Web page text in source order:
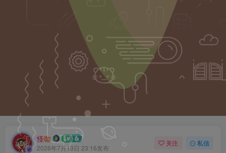
怪咖
2026年7月13日 23:16发布
关注 私信